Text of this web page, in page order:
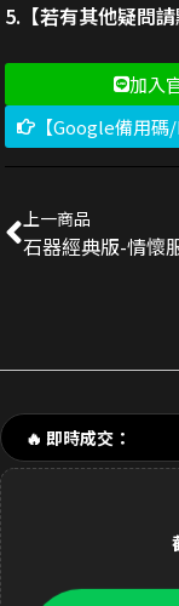
5.【若有其他疑問
加入
【Google備用
上一商品
石器經典版-情懷
🔥 即時成交：
2